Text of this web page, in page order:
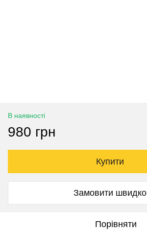
В наявності
980 грн
Купити
Замовити швидко
Порівняти